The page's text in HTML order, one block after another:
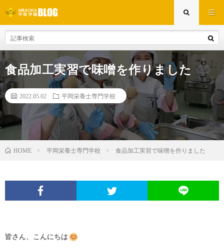
食品加工実習で味噌を作りました
2022.05.02 平岡栄養士専門学校
HOME 平岡栄養士専門学校 食品加工実習で味噌を作りました
皆さん、こんにちは